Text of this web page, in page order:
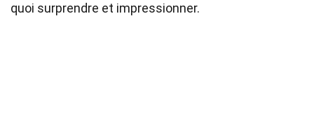
quoi surprendre et impressionner.